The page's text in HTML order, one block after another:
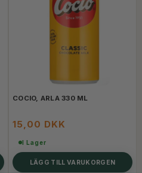
COCIO, ARLA 330 ML
15,00 DKK
I Lager
LÄGG TILL VARUKORGEN